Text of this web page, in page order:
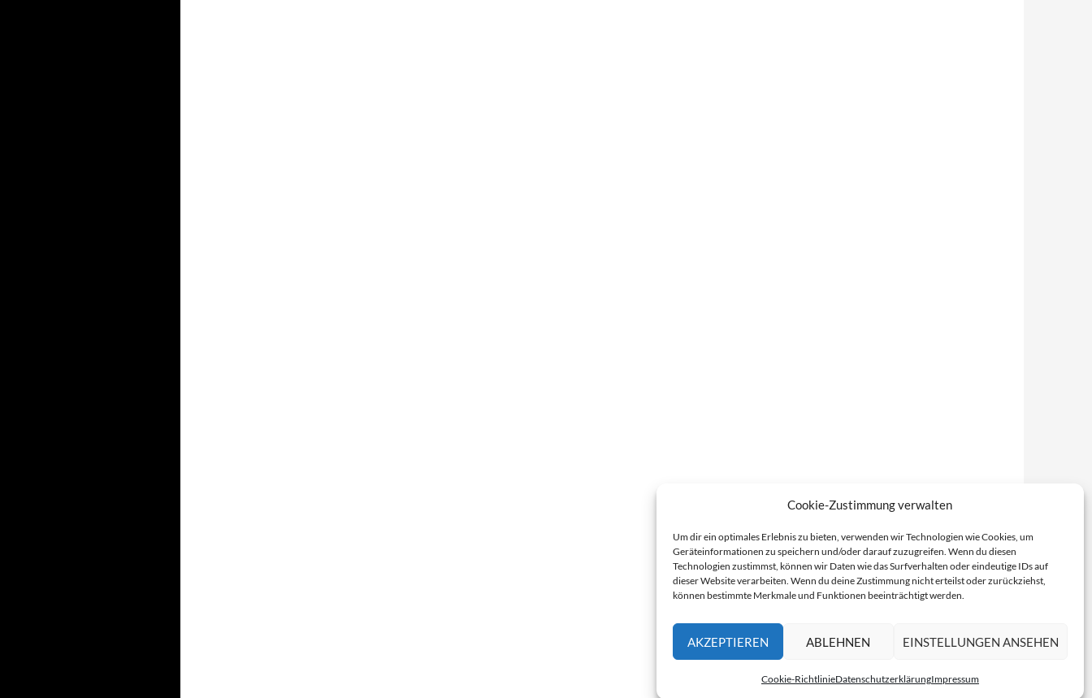
Cookie-Zustimmung verwalten
Um dir ein optimales Erlebnis zu bieten, verwenden wir Technologien wie Cookies, um
Geräteinformationen zu speichern und/oder darauf zuzugreifen. Wenn du diesen
Technologien zustimmst, können wir Daten wie das Surfverhalten oder eindeutige IDs auf
dieser Website verarbeiten. Wenn du deine Zustimmung nicht erteilst oder zurückziehst,
können bestimmte Merkmale und Funktionen beeinträchtigt werden.
AKZEPTIEREN ABLEHNEN EINSTELLUNGEN ANSEHEN
Cookie-RichtlinieDatenschutzerklärungImpressum